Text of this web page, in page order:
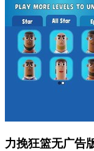
力挽狂篮无广告